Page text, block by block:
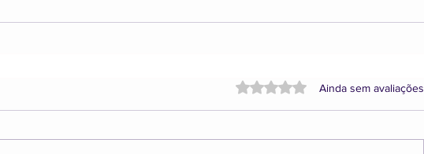
Avaliado com 0 de 5 estrelas.
Ainda sem avaliações